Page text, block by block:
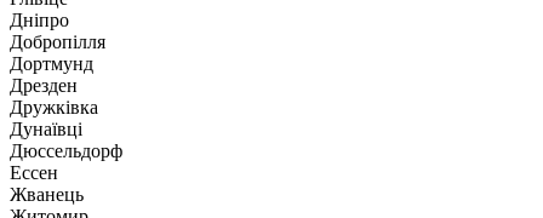
Дніпро
Добропілля
Дортмунд
Дрезден
Дружківка
Дунаївці
Дюссельдорф
Ессен
Жванець